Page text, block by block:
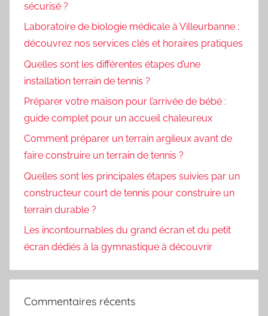
sécurisé ?
Laboratoire de biologie médicale à Villeurbanne :
découvrez nos services clés et horaires pratiques
Quelles sont les différentes étapes d’une
installation terrain de tennis ?
Préparer votre maison pour l’arrivée de bébé :
guide complet pour un accueil chaleureux
Comment préparer un terrain argileux avant de
faire construire un terrain de tennis ?
Quelles sont les principales étapes suivies par un
constructeur court de tennis pour construire un
terrain durable ?
Les incontournables du grand écran et du petit
écran dédiés à la gymnastique à découvrir
Commentaires récents